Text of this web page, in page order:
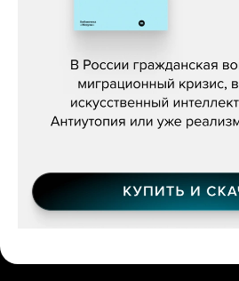
Константин Зарубин,